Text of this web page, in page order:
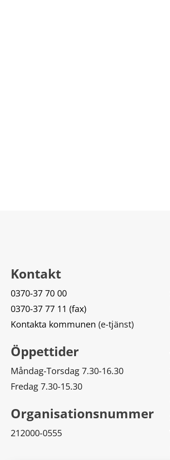
Kontakt
0370-37 70 00
0370-37 77 11 (fax)
Kontakta kommunen (e-tjänst)
Öppettider
Måndag-Torsdag 7.30-16.30
Fredag 7.30-15.30
Organisationsnummer
212000-0555